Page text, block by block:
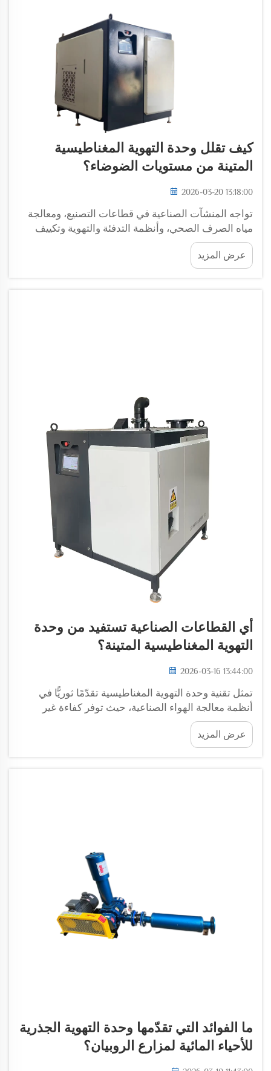
كيف تقلل وحدة التهوية المغناطيسية
المتينة من مستويات الضوضاء؟
2026-03-20 13:18:00
تواجه المنشآت الصناعية في قطاعات التصنيع، ومعالجة
مياه الصرف الصحي، وأنظمة التدفئة والتهوية وتكييف
الهواء (HVAC) باستمرار تحديات تلوث الضوضاء الناجم
عن أنظمة التهوية التقليدية. وتُعالج تقنية وحدة التهوية
المغناطيسية المتطورة هذه المشكلة من خلال إزالة...
عرض المزيد
أي القطاعات الصناعية تستفيد من وحدة
التهوية المغناطيسية المتينة؟
2026-03-16 13:44:00
تمثل تقنية وحدة التهوية المغناطيسية تقدّمًا ثوريًّا في
أنظمة معالجة الهواء الصناعية، حيث توفر كفاءة غير
مسبوقة وطول عمر افتراضي في قطاعات متنوعة.
ويتمثّل هذا النهج المبتكر في إزالة التلامس الميكانيكي بين
الأجزاء الدوارة...
عرض المزيد
ما الفوائد التي تقدّمها وحدة التهوية الجذرية
للأحياء المائية لمزارع الروبيان؟